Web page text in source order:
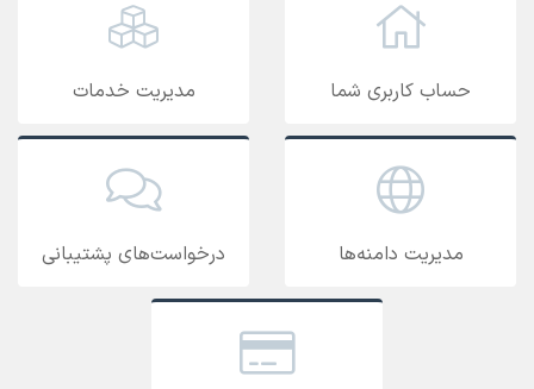
حساب کاربری شما مدیریت خدمات
مدیریت دامنه‌ها درخواست‌های پشتیبانی